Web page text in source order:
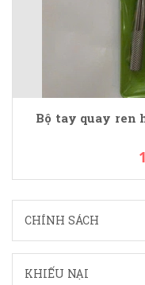
Bộ tay quay ren
CHÍNH SÁCH
KHIẾU NẠI